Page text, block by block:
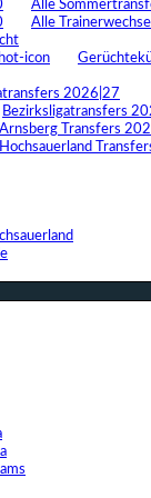
Alle
Alle
2026|27
Bezirksligatransfers
Transfers